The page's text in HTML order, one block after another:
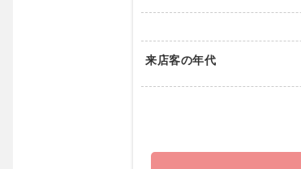
来店客の年代